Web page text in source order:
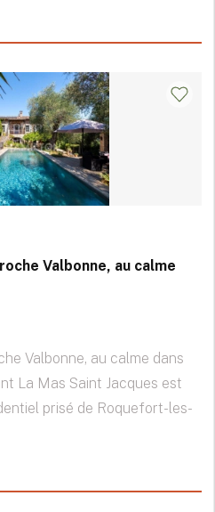
Valbonne, au calme
Valbonne, au calme dans
La Mas Saint Jacques est
prisé de Roquefort-les-